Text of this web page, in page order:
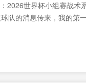
2026世界杯小组赛战术
队的消息传来，我的第